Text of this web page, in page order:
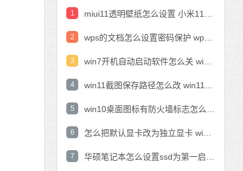
1
2
3
4
5
6
7